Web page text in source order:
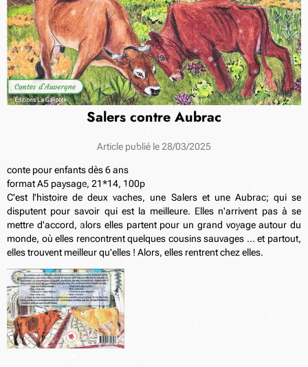
Salers contre Aubrac
Article publié le 28/03/2025
conte pour enfants dès 6 ans
format A5 paysage, 21*14, 100p
C'est l'histoire de deux vaches, une Salers et une Aubrac; qui se
disputent pour savoir qui est la meilleure. Elles n'arrivent pas à se
mettre d'accord, alors elles partent pour un grand voyage autour du
monde, où elles rencontrent quelques cousins sauvages ... et partout,
elles trouvent meilleur qu'elles ! Alors, elles rentrent chez elles.